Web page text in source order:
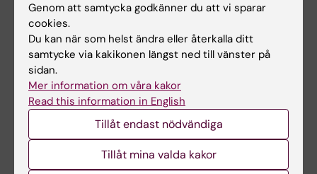
inflammatory bowel disease: a national
case/control study in Sweden,” Long H.
Nguyen, Anne K. Örtqvist, Yin Cao, Tracey G.
Simon, Bjorn Roelstraete, Mingyang Song, Amit
D. Joshi, Kyle Staller, Andrew T. Chan, Hamed
Khalili, Ola Olén, Jonas F. Ludvigsson,The
Lancet Gastroenterology & Hepatology
17 augusti, 2020, doi: 10.1016/S2468-
1253(20)30267-3
Genom att samtycka godkänner du att vi sparar
cookies.
Du kan när som helst ändra eller återkalla ditt
samtycke via kakikonen längst ned till vänster på
sidan.
Mer information om våra kakor
Read this information in English
Tillåt endast nödvändiga
Tillåt mina valda kakor